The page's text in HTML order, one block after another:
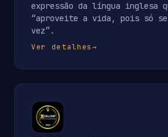
expressão da língua inglesa
“aproveite a vida, pois só se
vez”.
Ver detalhes→